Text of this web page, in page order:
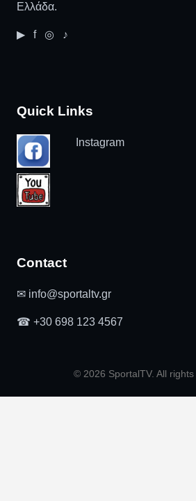
Ελλάδα.
▶ f ◎ ♪
Quick Links
Instagram
Contact
✉ info@sportaltv.gr
☎ +30 698 123 4567
© 2026 SportalTV. All rights